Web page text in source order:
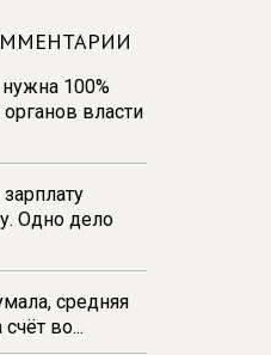
держит на
с
источник
100%
власти
Одно дело
средняя
счёт во...